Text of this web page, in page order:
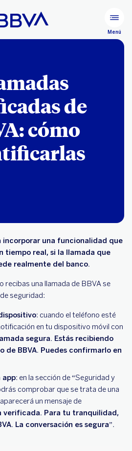
Menú
de
cómo
incorporar una funcionalidad que
tiempo real, si la llamada que
realmente del banco.
recibas una llamada de BBVA se
seguridad:
: cuando el teléfono esté
en tu dispositivo móvil con
segura. Estás recibiendo
de BBVA. Puedes confirmarlo en
app: en la sección de “Seguridad y
comprobar que se trata de una
un mensaje de
verificada. Para tu tranquilidad,
La conversación es segura”.